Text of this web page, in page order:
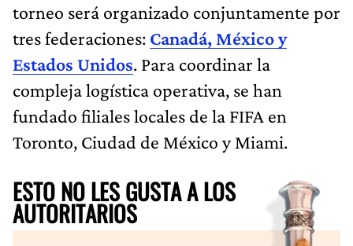
torneo será organizado conjuntamente por
tres federaciones: Canadá, México y
Estados Unidos. Para coordinar la
compleja logística operativa, se han
fundado filiales locales de la FIFA en
Toronto, Ciudad de México y Miami.
ESTO NO LES GUSTA A LOS
AUTORITARIOS